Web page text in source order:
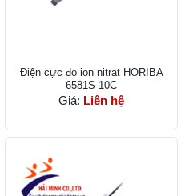
Điện cực đo ion nitrat HORIBA
6581S-10C
Giá: Liên hệ